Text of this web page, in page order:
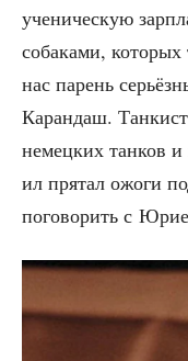
уче­ни­че­скую
соба­ка­ми,
нас парень
Каран­даш.
немец­ких тан­ков
ил пря­тал ожо­ги
пого­во­рить с